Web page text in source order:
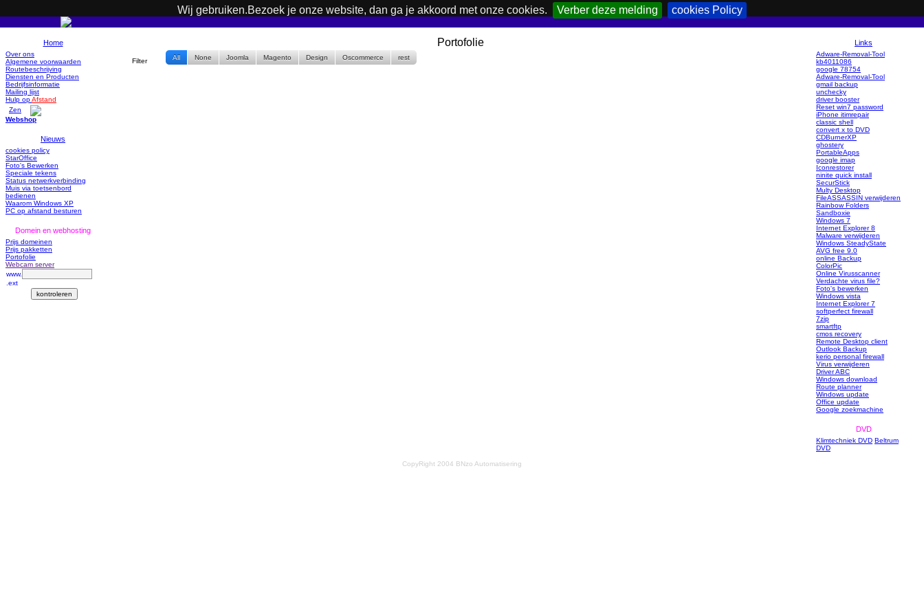
Wij gebruiken.Bezoek je onze website, dan ga je akkoord met onze cookies. Verber deze melding cookies Policy
Home
Over ons
Algemene voorwaarden
Routebeschrijving
Diensten en Producten
Bedrijfsinformatie
Mailing lijst
Hulp opAfstand
Zen
Webshop
Nieuws
cookies policy
StarOffice
Foto's Bewerken
Speciale tekens
Status netwerkverbinding
Muis via toetsenbord
bedienen
Waarom Windows XP
PC op afstand besturen
Domein en webhosting
Prijs domeinen
Prijs pakketten
Portofolie
Webcam server
www.
.ext
Portofolie
Filter All None Joomla Magento Design Oscommerce rest
Links
Adware-Removal-Tool
kb4011086
google 78754
Adware-Removal-Tool
gmail backup
unchecky
driver booster
Reset win7 password
iPhone itimrepair
classic shell
convert x to DVD
CDBurnerXP
ghostery
PortableApps
google imap
Iconrestorer
ninite quick install
SecurStick
Multy Desktop
FileASSASSIN verwijderen
Rainbow Folders
Sandboxie
Windows 7
Internet Explorer 8
Malware verwijderen
Windows SteadyState
AVG free 9.0
online Backup
ColorPic
Online Virusscanner
Verdachte virus file?
Foto's bewerken
Windows vista
Internet Explorer 7
softperfect firewall
7zip
smartftp
cmos recovery
Remote Desktop client
Outlook Backup
kerio personal firewall
Virus verwijderen
Driver ABC
Windows download
Route planner
Windows update
Office update
Google zoekmachine
DVD
Klimtechniek DVD Beltrum
DVD
CopyRight 2004 BNzo Automatisering